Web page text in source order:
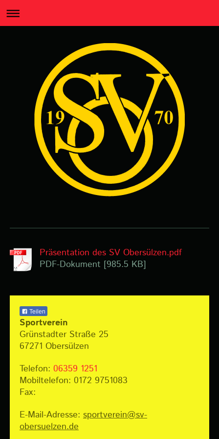
Präsentation des SV Obersülzen.pdf
PDF-Dokument [985.5 KB]
Teilen
Sportverein
Grünstadter Straße 25
67271 Obersülzen
Telefon: 06359 1251
Mobiltelefon: 0172 9751083
Fax:
E-Mail-Adresse: sportverein@sv-
obersuelzen.de